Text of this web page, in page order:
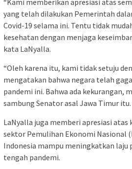
yang telah dilakukan Pemerintah
Covid-19 selama ini. Tentu tidak
kesehatan dengan menjaga
kata LaNyalla.
“Oleh karena itu, kami tidak setuju
mengatakan bahwa negara telah
pandemi ini. Bahwa ada kekurangan,
sambung Senator asal Jawa Timur itu.
LaNyalla juga memberi apresiasi atas
sektor Pemulihan Ekonomi Nasional
Indonesia mampu meningkatkan laju
tengah pandemi.